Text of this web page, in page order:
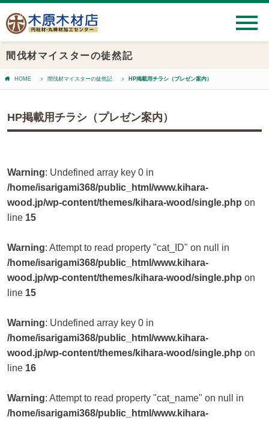
間伐材マイスターの徒然記
HOME 間伐材マイスターの徒然記 HP掲載用チラシ（プレゼン案内）
HP掲載用チラシ（プレゼン案内）
Warning: Undefined array key 0 in
/home/isarigami368/public_html/www.kihara-
wood.jp/wp-content/themes/kihara-wood/single.php on
line 15
Warning: Attempt to read property "cat_ID" on null in
/home/isarigami368/public_html/www.kihara-
wood.jp/wp-content/themes/kihara-wood/single.php on
line 15
Warning: Undefined array key 0 in
/home/isarigami368/public_html/www.kihara-
wood.jp/wp-content/themes/kihara-wood/single.php on
line 16
Warning: Attempt to read property "cat_name" on null in
/home/isarigami368/public_html/www.kihara-